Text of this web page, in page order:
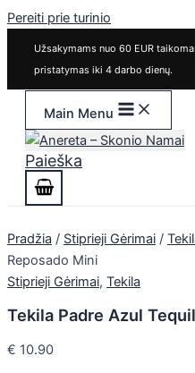
Pereiti prie turinio
Užsakymams nuo 60 EUR
pristatymas iki 4 darbo dienų.
Main Menu
Paieška
Pradžia / Stiprieji Gėrimai /
Reposado Mini
Stiprieji Gėrimai, Tekila
Tekila Padre Azul
€ 10.90